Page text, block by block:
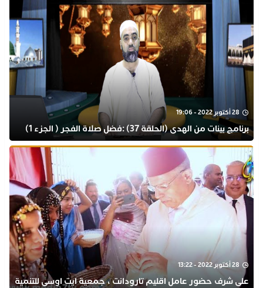
28 أكتوبر 2022 - 19:06
برنامج بينات من الهدى (الحلقة 37) :فضل صلاة الفجر ( الجزء 1)
28 أكتوبر 2022 - 13:22
على شرف حضور عامل اقليم تارودانت ، جمعية ايت اوسى للتنمية